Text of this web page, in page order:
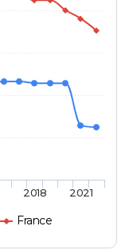
France
2018 2021